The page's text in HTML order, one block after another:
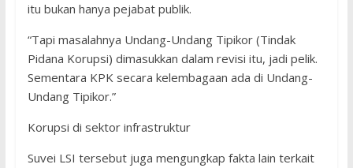
itu bukan hanya pejabat publik.
“Tapi masalahnya Undang-Undang Tipikor (Tindak
Pidana Korupsi) dimasukkan dalam revisi itu, jadi pelik.
Sementara KPK secara kelembagaan ada di Undang-
Undang Tipikor.”
Korupsi di sektor infrastruktur
Suvei LSI tersebut juga mengungkap fakta lain terkait